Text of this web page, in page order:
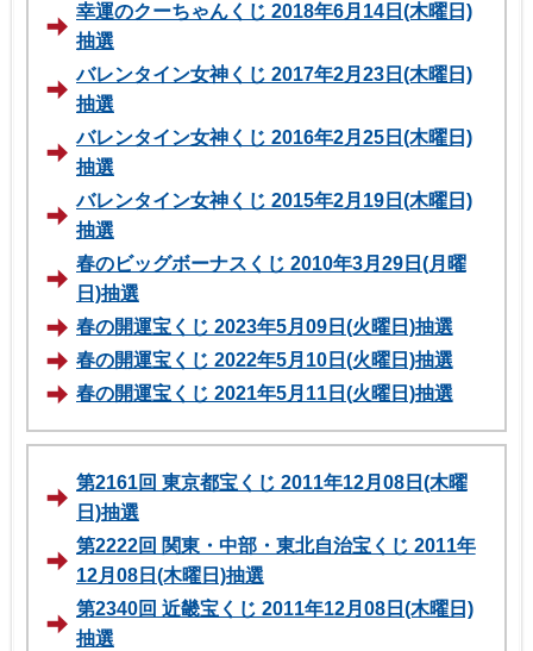
幸運のクーちゃんくじ 2018年6月14日(木曜日)
抽選
バレンタイン女神くじ 2017年2月23日(木曜日)
抽選
バレンタイン女神くじ 2016年2月25日(木曜日)
抽選
バレンタイン女神くじ 2015年2月19日(木曜日)
抽選
春のビッグボーナスくじ 2010年3月29日(月曜
日)抽選
春の開運宝くじ 2023年5月09日(火曜日)抽選
春の開運宝くじ 2022年5月10日(火曜日)抽選
春の開運宝くじ 2021年5月11日(火曜日)抽選
第2161回 東京都宝くじ 2011年12月08日(木曜
日)抽選
第2222回 関東・中部・東北自治宝くじ 2011年
12月08日(木曜日)抽選
第2340回 近畿宝くじ 2011年12月08日(木曜日)
抽選